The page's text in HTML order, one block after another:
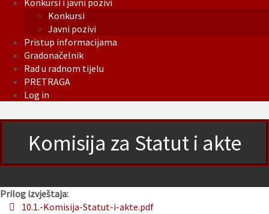
Konkursi i javni pozivi
Konkursi
Javni pozivi
Pristup informacijama
Gradonačelnik
Rad u radnom tijelu
PRETRAGA
Log in
Komisija za Statut i akte
Prilog izvještaja:
10.1.-Komisija-Statut-i-akte.pdf